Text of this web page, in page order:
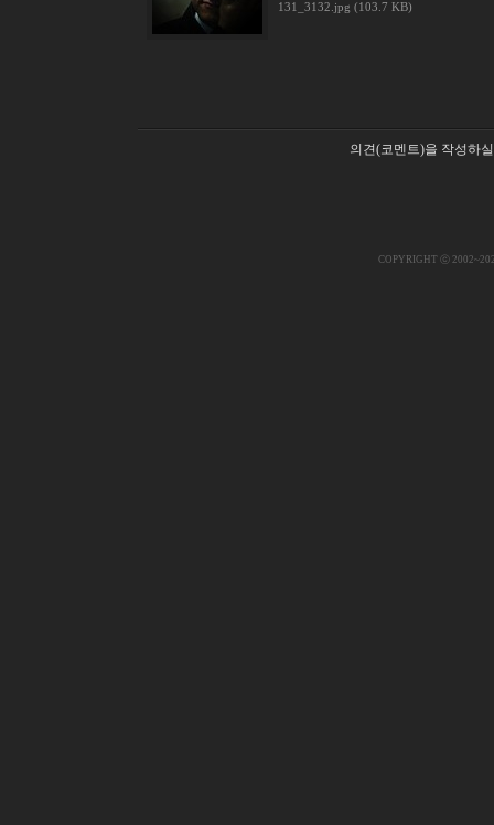
131_3132.jpg (103.7 KB)
의견(코멘트)을 작성하
COPYRIGHT ⓒ